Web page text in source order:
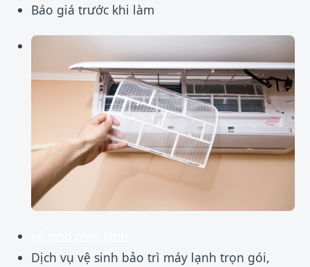
Báo giá trước khi làm
Dịch vụ vệ sinh bảo trì máy lạnh trọn gói,